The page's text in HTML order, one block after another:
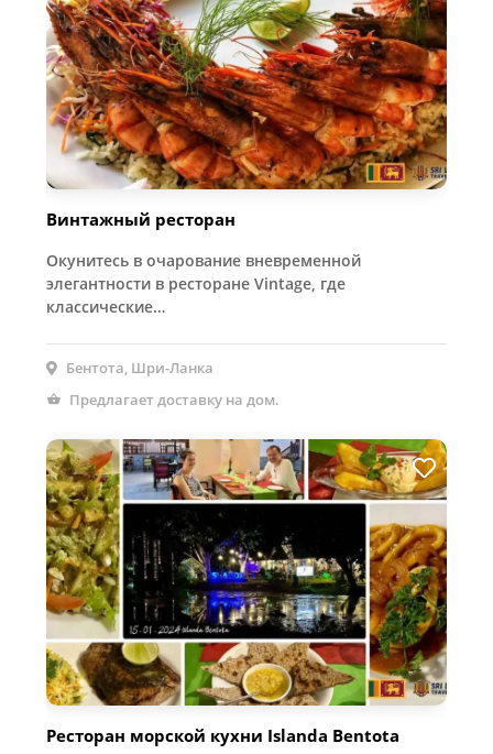
Винтажный ресторан
Окунитесь в очарование вневременной
элегантности в ресторане Vintage, где
классические…
Бентота, Шри-Ланка
Предлагает доставку на дом.
Ресторан морской кухни Islanda Bentota